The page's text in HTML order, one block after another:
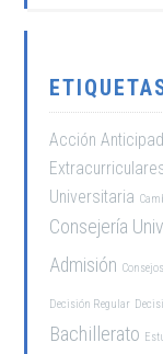
Acción
Universitaria
Consejería
Admisión
Decisión Regular
Bachillerato